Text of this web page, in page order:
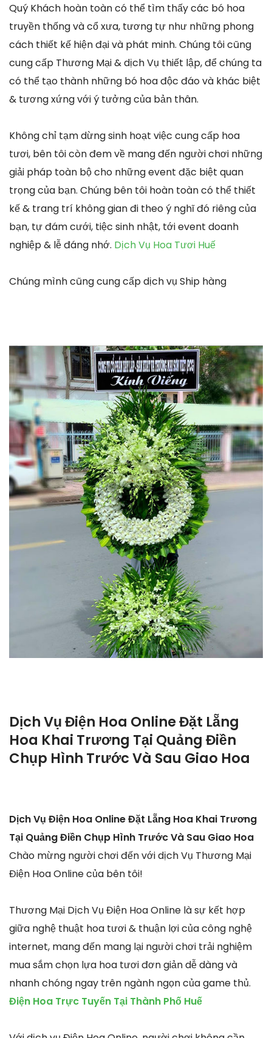
Quý Khách hoàn toàn có thể tìm thấy các bó hoa
truyền thống và cổ xưa, tương tự như những phong
cách thiết kế hiện đại và phát minh. Chúng tôi cũng
cung cấp Thương Mại & dịch Vụ thiết lập, để chúng ta
có thể tạo thành những bó hoa độc đáo và khác biệt
& tương xứng với ý tưởng của bản thân.
Không chỉ tạm dừng sinh hoạt việc cung cấp hoa
tươi, bên tôi còn đem về mang đến người chơi những
giải pháp toàn bộ cho những event đặc biệt quan
trọng của bạn. Chúng bên tôi hoàn toàn có thể thiết
kế & trang trí không gian đi theo ý nghĩ đó riêng của
bạn, tự đám cưới, tiệc sinh nhật, tới event doanh
nghiệp & lễ đáng nhớ. Dịch Vụ Hoa Tươi Huế
Chúng mình cũng cung cấp dịch vụ Ship hàng
Dịch Vụ Điện Hoa Online Đặt Lẵng
Hoa Khai Trương Tại Quảng Điền
Chụp Hình Trước Và Sau Giao Hoa
Dịch Vụ Điện Hoa Online Đặt Lẵng Hoa Khai Trương
Tại Quảng Điền Chụp Hình Trước Và Sau Giao Hoa
Chào mừng người chơi đến với dịch Vụ Thương Mại
Điện Hoa Online của bên tôi!
Thương Mại Dịch Vụ Điện Hoa Online là sự kết hợp
giữa nghệ thuật hoa tươi & thuận lợi của công nghệ
internet, mang đến mang lại người chơi trải nghiệm
mua sắm chọn lựa hoa tươi đơn giản dễ dàng và
nhanh chóng ngay trên ngành ngọn của game thủ.
Điện Hoa Trực Tuyến Tại Thành Phố Huế